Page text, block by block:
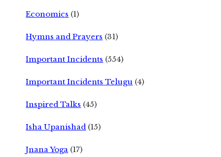
Economics (1)
Hymns and Prayers (31)
Important Incidents (554)
Important Incidents Telugu (4)
Inspired Talks (45)
Isha Upanishad (15)
Jnana Yoga (17)